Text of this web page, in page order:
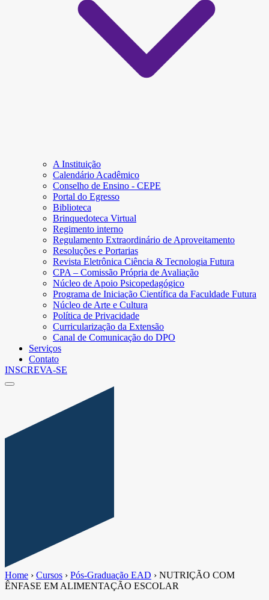
A Instituição
Calendário Acadêmico
Conselho de Ensino - CEPE
Portal do Egresso
Biblioteca
Brinquedoteca Virtual
Regimento interno
Regulamento Extraordinário de Aproveitamento
Resoluções e Portarias
Revista Eletrônica Ciência & Tecnologia Futura
CPA – Comissão Própria de Avaliação
Núcleo de Apoio Psicopedagógico
Programa de Iniciação Científica da Faculdade Futura
Núcleo de Arte e Cultura
Política de Privacidade
Curricularização da Extensão
Canal de Comunicação do DPO
Serviços
Contato
INSCREVA-SE
Home › Cursos › Pós-Graduação EAD › NUTRIÇÃO COM
ÊNFASE EM ALIMENTAÇÃO ESCOLAR